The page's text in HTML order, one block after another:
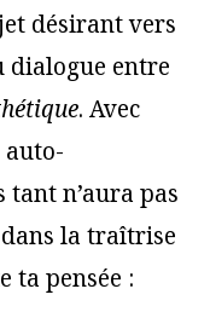
désirant vers
dialogue entre
. Avec
n’aura pas
la traîtrise
ta pensée :